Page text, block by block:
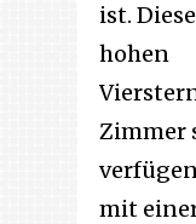
ist.
hohen
Zimmer
mit